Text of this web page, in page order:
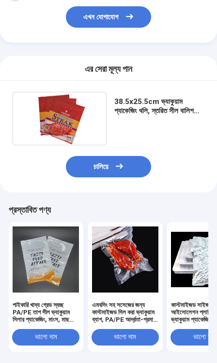
এখন যোগাযোগ
এর সেরা মূল্য পান
38.5x25.5cm ভ্যাকুয়াম
প্যাকেজিং থলি, স্তরিত সীল বালিশ
চালিয়ে
প্রস্তাবিত পণ্য
পাইকারি খাদ্য গ্রেড স্বচ্ছ
PA/PE তাপ সীল ভ্যাকুয়াম
সিলার প্যাকেজিং, মাংস, মাছ
ভ্যাকুয়াম ব্যাগের জন্য
ভালো দাম
এমবসিং সহ সসেজের জন্য
কাস্টমাইজড সিল করা ভ্যাকুয়াম
ব্যাগ, PA/PE আর্দ্রতা-প্রমাণ
এবং ফুড ব্যাগভালো দাম
কাস্টমাইজড সাইজ
আইসোলেশন
ভ্যাকুয়াম প্যাকেজিং
disposable
জীবন
ভালো দাম